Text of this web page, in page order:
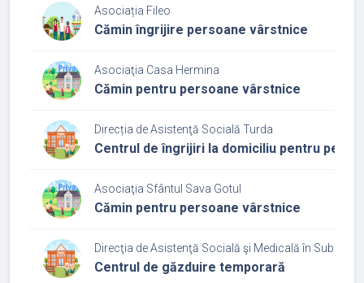
Asociația Fileo
Cămin îngrijire persoane vârstnice
Asociaţia Casa Hermina
Cămin pentru persoane vârstnice
Direcția de Asistenţă Socială Turda
Centrul de îngrijiri la domiciliu pentru
Asociaţia Sfântul Sava Gotul
Cămin pentru persoane vârstnice
Direcţia de Asistenţă Socială şi Medicală în
Centrul de găzduire temporară